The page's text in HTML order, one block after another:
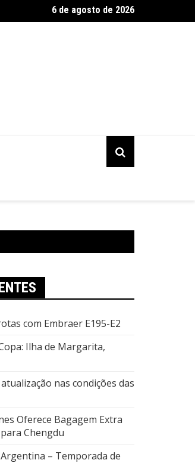
E195-E26 de agosto de 2026
com Embraer E195-E2
Ilha de Margarita,
nas condições das
Oferece Bagagem Extra
Chengdu
– Temporada de